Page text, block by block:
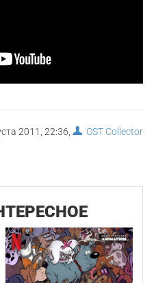
2011, 22:36, OST Collector